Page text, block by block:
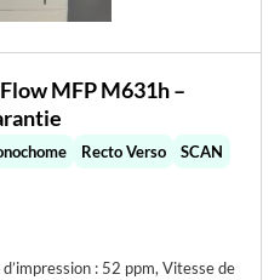
MFP M631h –
Recto Verso SCAN
: 52 ppm, Vitesse de